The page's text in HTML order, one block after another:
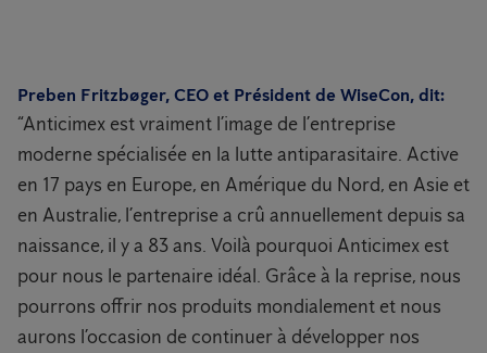
Preben Fritzbøger, CEO et Président de WiseCon, dit:
“Anticimex est vraiment l’image de l’entreprise
moderne spécialisée en la lutte antiparasitaire. Active
en 17 pays en Europe, en Amérique du Nord, en Asie et
en Australie, l’entreprise a crû annuellement depuis sa
naissance, il y a 83 ans. Voilà pourquoi Anticimex est
pour nous le partenaire idéal. Grâce à la reprise, nous
pourrons offrir nos produits mondialement et nous
aurons l’occasion de continuer à développer nos